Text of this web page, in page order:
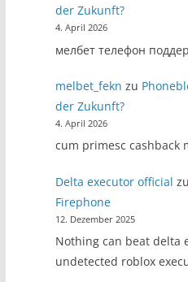
der Zukunft?
4. April 2026
мелбет телефон
melbet_fekn zu
der Zukunft?
4. April 2026
cum primesc cashback
Delta executor official
Firephone
12. Dezember 2025
Nothing can beat delta
undetected roblox